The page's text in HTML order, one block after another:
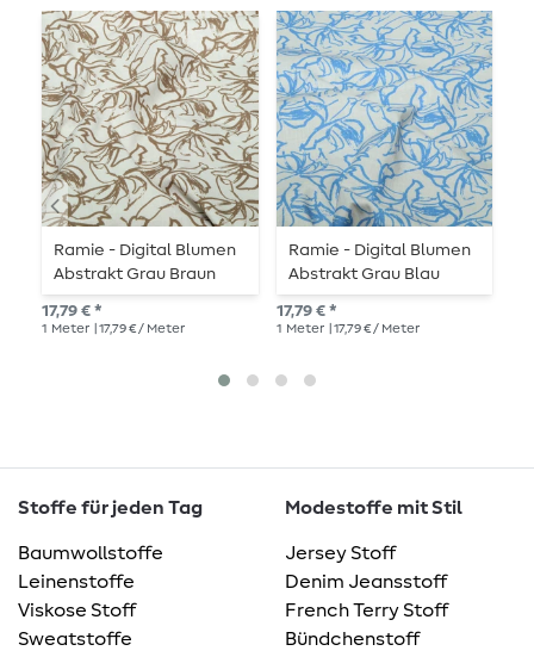
Ramie - Digital Blumen
Abstrakt Grau Braun
17,79 € *
1 Meter | 17,79 € / Meter
Ramie - Digital Blumen
Abstrakt Grau Blau
17,79 € *
1 Meter | 17,79 € / Meter
Stoffe für jeden Tag
Baumwollstoffe
Leinenstoffe
Viskose Stoff
Sweatstoffe
Modestoffe mit Stil
Jersey Stoff
Denim Jeansstoff
French Terry Stoff
Bündchenstoff